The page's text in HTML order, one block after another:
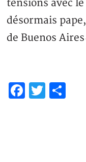
tensions avec
désormais
de Buenos Aires